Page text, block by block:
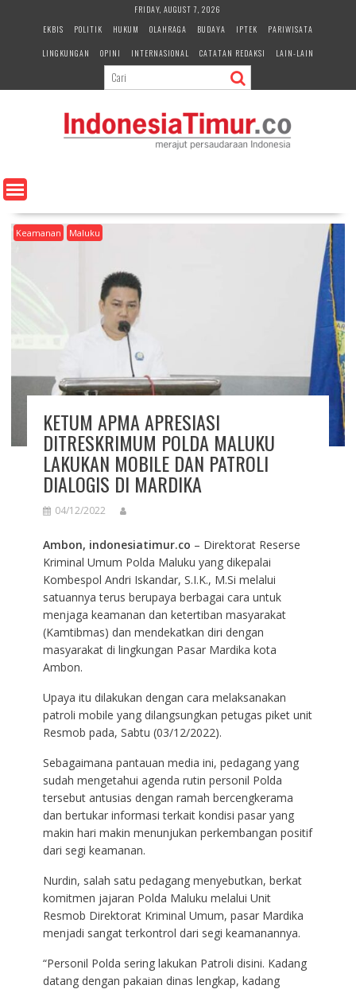
e
n
FRIDAY, AUGUST 7, 2026
EKBIS
POLITIK HUKUM OLAHRAGA BUDAYA IPTEK
PARIWISATA
LINGKUNGAN
OPINI INTERNASIONAL CATATAN REDAKSI LAIN-LAIN
Keamanan Maluku
KETUM APMA APRESIASI
DITRESKRIMUM POLDA MALUKU
LAKUKAN MOBILE DAN PATROLI
DIALOGIS DI MARDIKA
04/12/2022
Ambon, indonesiatimur.co – Direktorat Reserse
Kriminal Umum Polda Maluku yang dikepalai
Kombespol Andri Iskandar, S.I.K., M.Si melalui
satuannya terus berupaya berbagai cara untuk
menjaga keamanan dan ketertiban masyarakat
(Kamtibmas) dan mendekatkan diri dengan
masyarakat di lingkungan Pasar Mardika kota
Ambon.
Upaya itu dilakukan dengan cara melaksanakan
patroli mobile yang dilangsungkan petugas piket unit
Resmob pada, Sabtu (03/12/2022).
Sebagaimana pantauan media ini, pedagang yang
sudah mengetahui agenda rutin personil Polda
tersebut antusias dengan ramah bercengkerama
dan bertukar informasi terkait kondisi pasar yang
makin hari makin menunjukan perkembangan positif
dari segi keamanan.
Nurdin, salah satu pedagang menyebutkan, berkat
komitmen jajaran Polda Maluku melalui Unit
Resmob Direktorat Kriminal Umum, pasar Mardika
menjadi sangat terkontrol dari segi keamanannya.
“Personil Polda sering lakukan Patroli disini. Kadang
datang dengan pakaian dinas lengkap, kadang